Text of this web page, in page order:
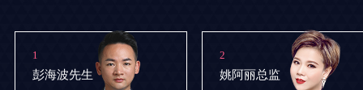
1
彭海波先生
2
姚阿丽总监